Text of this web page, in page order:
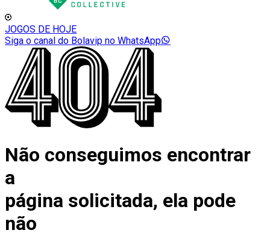
JOGOS DE HOJE
Siga o canal do Bolavip no WhatsApp
Não conseguimos encontrar
a
página solicitada, ela pode
não